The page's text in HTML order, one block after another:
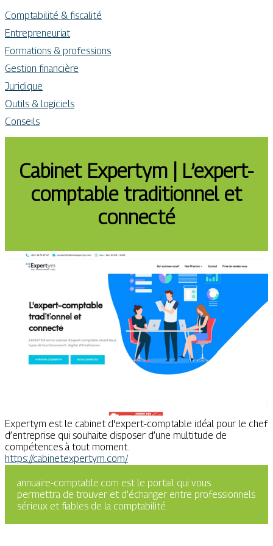
Comptabilité & fiscalité
Entrepreneuriat
Formations & professions
Gestion financière
Juridique
Outils & logiciels
Conseils
Cabinet Expertym | L’expert-
comptable traditionnel et
connecté
Expertym est le cabinet d'expert-comptable idéal pour le chef
d’entreprise qui souhaite disposer d’une multitude de
compétences à tout moment.
https://cabinetexpertym.com/
annuaire-comptable.com est le portail qui vous
permettra de trouver et d’échanger entre professionnels
sérieux et fiables de la comptabilité.